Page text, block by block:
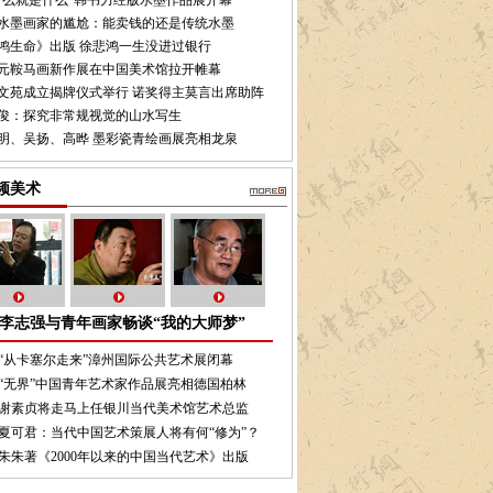
墨画家的尴尬：能卖钱的还是传统水墨
生命》出版 徐悲鸿一生没进过银行
鞍马画新作展在中国美术馆拉开帷幕
苑成立揭牌仪式举行 诺奖得主莫言出席助阵
：探究非常规视觉的山水写生
、吴扬、高晔 墨彩瓷青绘画展亮相龙泉
美术
志强与青年画家畅谈“我的大师梦”
从卡塞尔走来”漳州国际公共艺术展闭幕
无界”中国青年艺术家作品展亮相德国柏林
素贞将走马上任银川当代美术馆艺术总监
可君：当代中国艺术策展人将有何“修为”？
朱著《2000年以来的中国当代艺术》出版